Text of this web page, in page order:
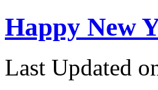
Happy New
Last Updated